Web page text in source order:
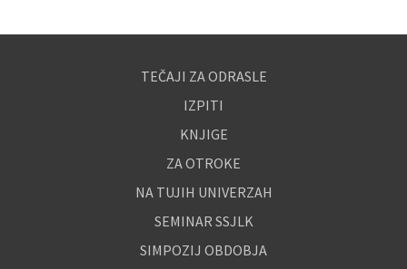
TEČAJI ZA ODRASLE
IZPITI
KNJIGE
ZA OTROKE
NA TUJIH UNIVERZAH
SEMINAR SSJLK
SIMPOZIJ OBDOBJA